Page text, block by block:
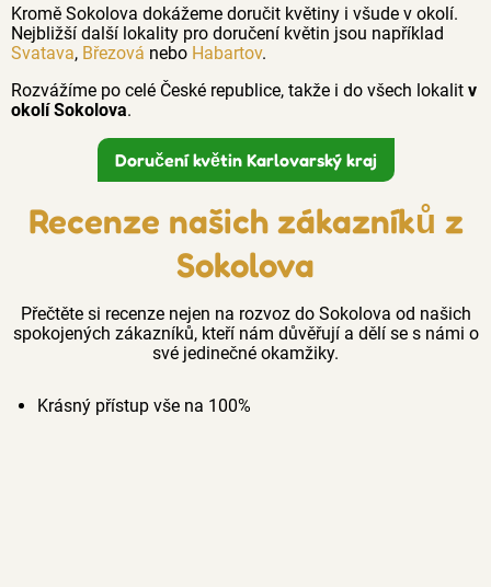
Kromě Sokolova dokážeme doručit květiny i všude v okolí.
Nejbližší další lokality pro doručení květin jsou například
Svatava, Březová nebo Habartov.
Rozvážíme po celé České republice, takže i do všech lokalit v
okolí Sokolova.
Doručení květin Karlovarský kraj
Recenze našich zákazníků z
Sokolova
Přečtěte si recenze nejen na rozvoz do Sokolova od našich
spokojených zákazníků, kteří nám důvěřují a dělí se s námi o
své jedinečné okamžiky.
Krásný přístup vše na 100%